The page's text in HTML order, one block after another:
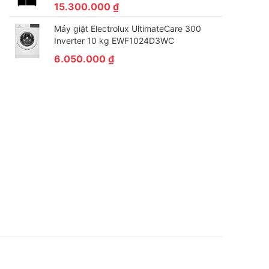
15.300.000₫
Máy giặt Electrolux UltimateCare 300
Inverter 10 kg EWF1024D3WC
6.050.000₫